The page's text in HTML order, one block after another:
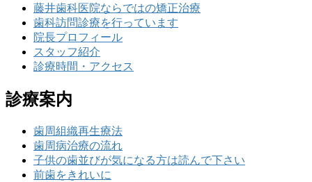
藤井歯科医院ならではの矯正治療
歯科訪問診療を行っています
院長プロフィール
スタッフ紹介
診療時間・アクセス
診療案内
歯周組織再生療法
歯周病治療の流れ
子供の歯並びが気になる方は読んで下さい
前歯をきれいに